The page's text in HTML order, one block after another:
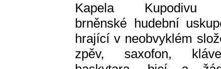
Kapela Kupodivu
brněnské hudební
hrající v neobvyklém
zpěv, saxofon,